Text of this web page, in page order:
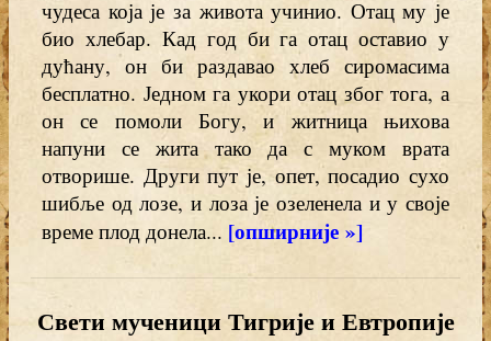
чудеса која је за живота учинио. Отац му је
био хлебар. Кад год би га отац оставио у
дућану, он би раздавао хлеб сиромасима
бесплатно. Једном га укори отац због тога, а
он се помоли Богу, и житница њихова
напуни се жита тако да с муком врата
отворише. Други пут је, опет, посадио сухо
шибље од лозе, и лоза је озеленела и у своје
време плод донела... [опширније »]
Свети мученици Тигрије и Евтропије